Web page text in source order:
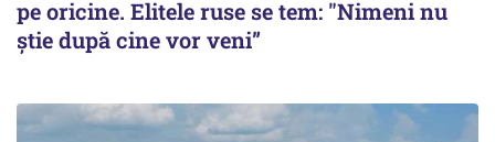
pe oricine. Elitele ruse se tem: "Nimeni nu
știe după cine vor veni”